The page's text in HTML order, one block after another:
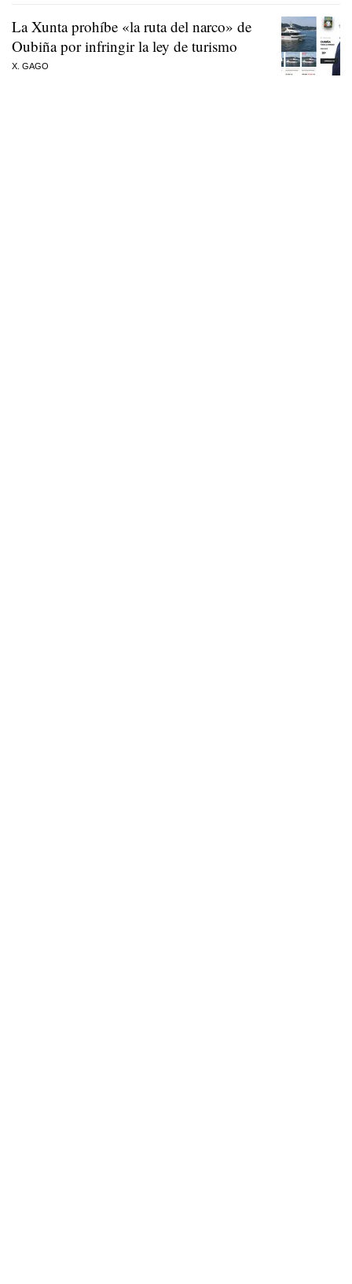
La Xunta prohíbe «la ruta del narco» de
Oubiña por infringir la ley de turismo
X. GAGO